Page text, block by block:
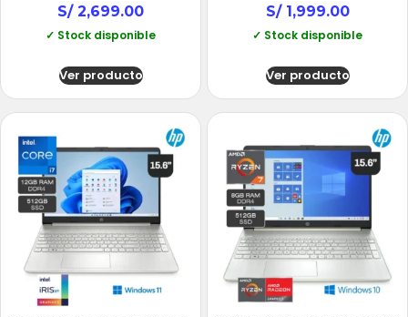
S/2,699.00
✓ Stock disponible
Ver producto
S/1,999.00
✓ Stock disponible
Ver producto